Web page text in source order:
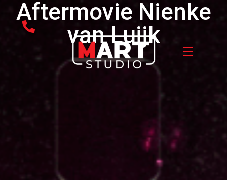
Aftermovie Nienke
van Luijk